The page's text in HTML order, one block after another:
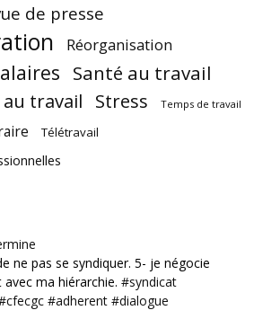
de presse
Réorganisation
Santé au travail
travail Stress Temps de travail
Télétravail
ne pas se syndiquer. 5- je négocie
ma hiérarchie. #syndicat
#adherent #dialogue